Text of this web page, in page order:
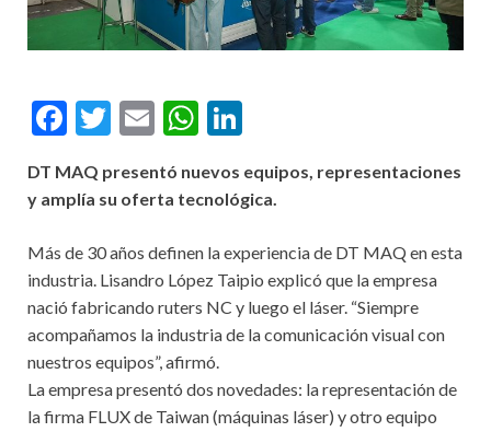
F
e
b
o
o
k
T
itt
E
ai
W
at
A
p
p
ke
dI
n
DT MAQ presentó nuevos equipos, representaciones
y amplía su oferta tecnológica.
Más de 30 años definen la experiencia de DT MAQ en esta
industria. Lisandro López Taipio explicó que la empresa
nació fabricando ruters NC y luego el láser. “Siempre
acompañamos la industria de la comunicación visual con
nuestros equipos”, afirmó.
La empresa presentó dos novedades: la representación de
la firma FLUX de Taiwan (máquinas láser) y otro equipo